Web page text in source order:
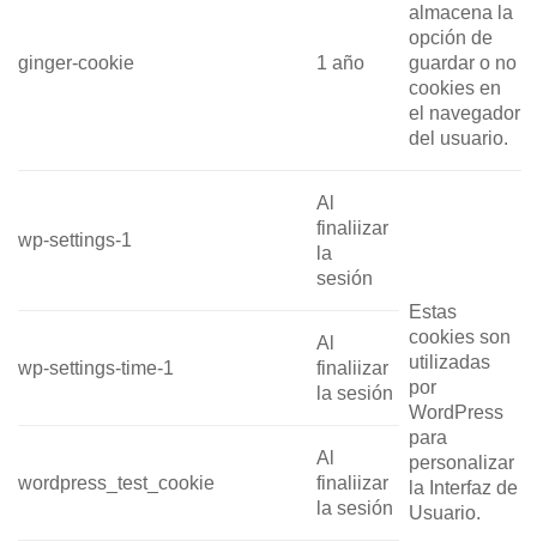
ginger-cookie 1 año
almacena la
opción de
guardar o no
cookies en
el navegador
del usuario.
wp-settings-1
Al
finaliizar
la
sesión
Estas
cookies son
utilizadas
por
WordPress
para
personalizar
la Interfaz de
Usuario.
wp-settings-time-1
Al
finaliizar
la sesión
wordpress_test_cookie
Al
finaliizar
la sesión